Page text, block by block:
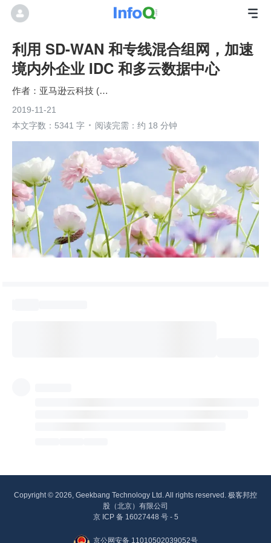
利用 SD-WAN 和专线混合组网，加速
境内外企业 IDC 和多云数据中心
亚马逊云科技 (Amazon Web Services）
2019-11-21
本文字数：5341 字
阅读完需：约 18 分钟
Copyright © 2026, Geekbang Technology Ltd. All rights reserved. 极客邦控
股（北京）有限公司
京 ICP 备 16027448 号 - 5
京公网安备 11010502039052号